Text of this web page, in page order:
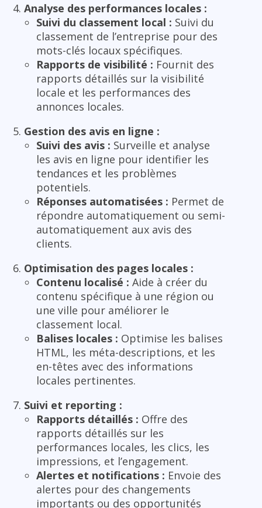
Analyse des performances locales :
Suivi du classement local : Suivi du
classement de l’entreprise pour des
mots-clés locaux spécifiques.
Rapports de visibilité : Fournit des
rapports détaillés sur la visibilité
locale et les performances des
annonces locales.
Gestion des avis en ligne :
Suivi des avis : Surveille et analyse
les avis en ligne pour identifier les
tendances et les problèmes
potentiels.
Réponses automatisées : Permet de
répondre automatiquement ou semi-
automatiquement aux avis des
clients.
Optimisation des pages locales :
Contenu localisé : Aide à créer du
contenu spécifique à une région ou
une ville pour améliorer le
classement local.
Balises locales : Optimise les balises
HTML, les méta-descriptions, et les
en-têtes avec des informations
locales pertinentes.
Suivi et reporting :
Rapports détaillés : Offre des
rapports détaillés sur les
performances locales, les clics, les
impressions, et l’engagement.
Alertes et notifications : Envoie des
alertes pour des changements
importants ou des opportunités